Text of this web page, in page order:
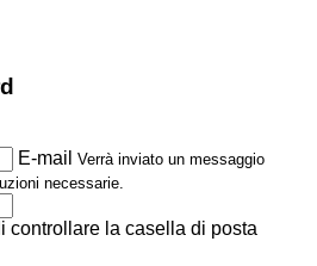
E-mail Verrà inviato un messaggio
necessarie.
controllare la casella di posta